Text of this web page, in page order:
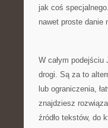
jak coś
nawet proste
W całym podejściu
drogi. Są za to
lub ograniczenia,
znajdziesz
źródło tekstów, do